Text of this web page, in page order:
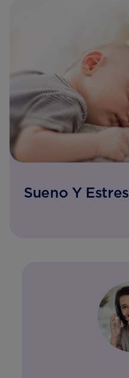
Sueno Y Estres